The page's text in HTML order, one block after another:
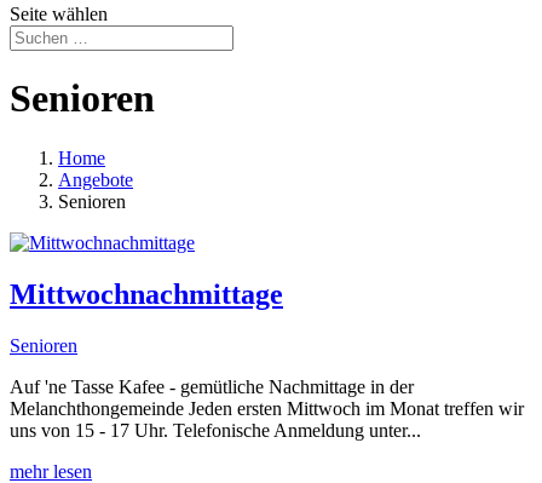
Seite wählen
Senioren
Home
Angebote
Senioren
Mittwochnachmittage
Senioren
Auf 'ne Tasse Kafee - gemütliche Nachmittage in der
Melanchthongemeinde Jeden ersten Mittwoch im Monat treffen wir
uns von 15 - 17 Uhr. Telefonische Anmeldung unter...
mehr lesen